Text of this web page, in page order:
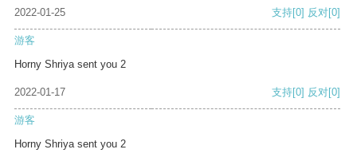
2022-01-25 支持[0] 反对[0]
游客
Horny Shriya sent you 2
2022-01-17 支持[0] 反对[0]
游客
Horny Shriya sent you 2